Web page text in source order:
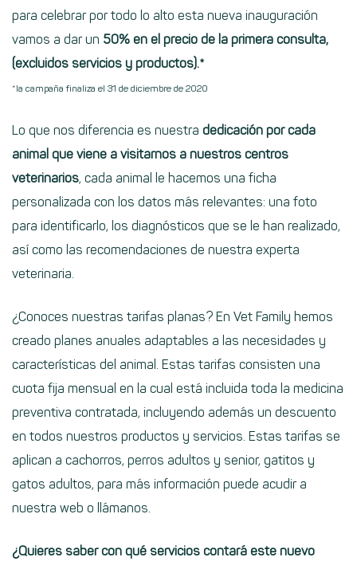
para celebrar por todo lo alto esta nueva inauguración
vamos a dar un 50% en el precio de la primera consulta,
(excluidos servicios y productos).*
*la campaña finaliza el 31 de diciembre de 2020
Lo que nos diferencia es nuestra dedicación por cada
animal que viene a visitarnos a nuestros centros
veterinarios, cada animal le hacemos una ficha
personalizada con los datos más relevantes: una foto
para identificarlo, los diagnósticos que se le han realizado,
así como las recomendaciones de nuestra experta
veterinaria.
¿Conoces nuestras tarifas planas? En Vet Family hemos
creado planes anuales adaptables a las necesidades y
características del animal. Estas tarifas consisten una
cuota fija mensual en la cual está incluida toda la medicina
preventiva contratada, incluyendo además un descuento
en todos nuestros productos y servicios. Estas tarifas se
aplican a cachorros, perros adultos y senior, gatitos y
gatos adultos, para más información puede acudir a
nuestra web o llámanos.
¿Quieres saber con qué servicios contará este nuevo